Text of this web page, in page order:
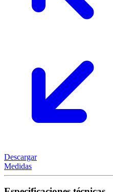
Descargar
Medidas